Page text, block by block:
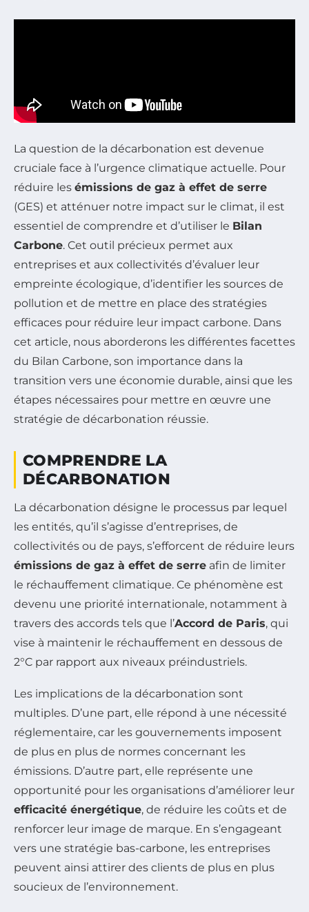
La question de la décarbonation est devenue
cruciale face à l’urgence climatique actuelle. Pour
réduire les émissions de gaz à effet de serre
(GES) et atténuer notre impact sur le climat, il est
essentiel de comprendre et d’utiliser le Bilan
Carbone. Cet outil précieux permet aux
entreprises et aux collectivités d’évaluer leur
empreinte écologique, d’identifier les sources de
pollution et de mettre en place des stratégies
efficaces pour réduire leur impact carbone. Dans
cet article, nous aborderons les différentes facettes
du Bilan Carbone, son importance dans la
transition vers une économie durable, ainsi que les
étapes nécessaires pour mettre en œuvre une
stratégie de décarbonation réussie.
COMPRENDRE LA
DÉCARBONATION
La décarbonation désigne le processus par lequel
les entités, qu’il s’agisse d’entreprises, de
collectivités ou de pays, s’efforcent de réduire leurs
émissions de gaz à effet de serre afin de limiter
le réchauffement climatique. Ce phénomène est
devenu une priorité internationale, notamment à
travers des accords tels que l’Accord de Paris, qui
vise à maintenir le réchauffement en dessous de
2°C par rapport aux niveaux préindustriels.
Les implications de la décarbonation sont
multiples. D’une part, elle répond à une nécessité
réglementaire, car les gouvernements imposent
de plus en plus de normes concernant les
émissions. D’autre part, elle représente une
opportunité pour les organisations d’améliorer leur
efficacité énergétique, de réduire les coûts et de
renforcer leur image de marque. En s’engageant
vers une stratégie bas-carbone, les entreprises
peuvent ainsi attirer des clients de plus en plus
soucieux de l’environnement.